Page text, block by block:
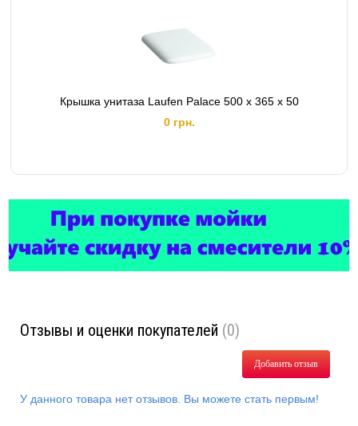
Крышка унитаза Laufen Palace 500 x 365 x 50
0 грн.
Отзывы и оценки покупателей (0)
Добавить отзыв
У данного товара нет отзывов. Вы можете стать первым!